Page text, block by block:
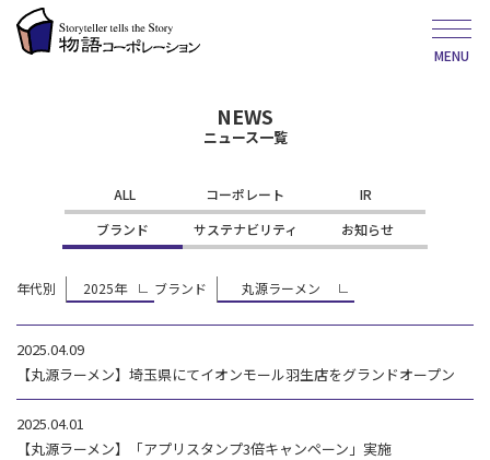
MENU
NEWS
ニュース一覧
ALL コーポレート
IR
ブランド
サステナビリティ お知らせ
年代別 2025年 ブランド 丸源ラーメン
2025.04.09
【丸源ラーメン】埼玉県にてイオンモール羽生店をグランドオープン
2025.04.01
【丸源ラーメン】「アプリスタンプ3倍キャンペーン」実施